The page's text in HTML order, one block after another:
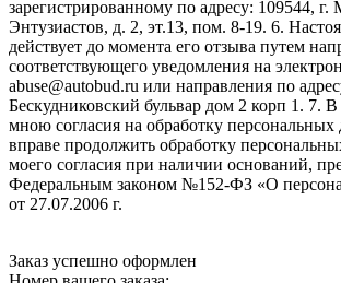
зарегистрированному по адресу: 109544, г.
Энтузиастов, д. 2, эт.13, пом. 8-19. 6.
действует до момента его отзыва путем
соответствующего уведомления на
abuse@autobud.ru или направления по
Бескудниковский бульвар дом 2 корп 1. 7. В
мною согласия на обработку
вправе продолжить обработку
моего согласия при наличии оснований,
Федеральным законом №152-ФЗ «О
от 27.07.2006 г.
Заказ успешно оформлен